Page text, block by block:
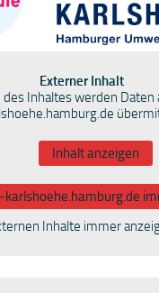
Externer Inhalt
des Inhaltes werden Daten
Inhalt anzeigen
Inhalte immer